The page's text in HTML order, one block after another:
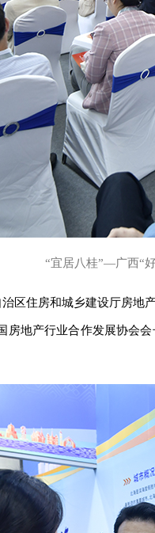
“宜居八桂”—广西“
住房和城乡建设厅房地
房地产行业合作发展协会